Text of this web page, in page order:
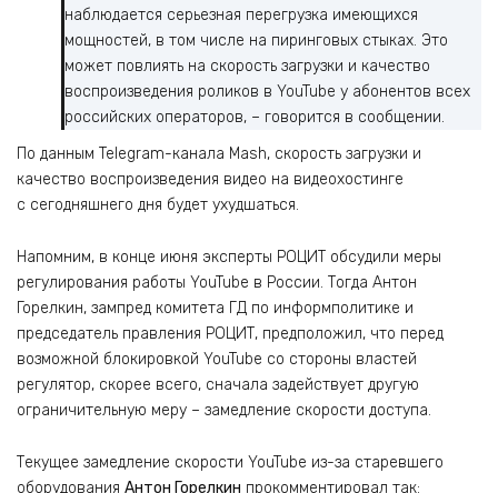
наблюдается серьезная перегрузка имеющихся
мощностей, в том числе на пиринговых стыках. Это
может повлиять на скорость загрузки и качество
воспроизведения роликов в YouTube у абонентов всех
российских операторов, – говорится в сообщении.
По данным Telegram-канала Mash, скорость загрузки и
качество воспроизведения видео на видеохостинге
с сегодняшнего дня будет ухудшаться.
Напомним, в конце июня эксперты РОЦИТ обсудили меры
регулирования работы YouTube в России. Тогда Антон
Горелкин, зампред комитета ГД по информполитике и
председатель правления РОЦИТ, предположил, что перед
возможной блокировкой YouTube со стороны властей
регулятор, скорее всего, сначала задействует другую
ограничительную меру – замедление скорости доступа.
Текущее замедление скорости YouTube из-за старевшего
оборудования Антон Горелкин прокомментировал так: